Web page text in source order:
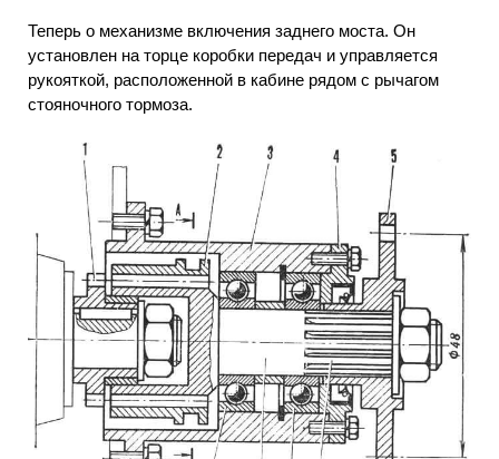
Теперь о механизме включения заднего моста. Он
установлен на торце коробки передач и управляется
рукояткой, расположенной в кабине рядом с рычагом
стояночного тормоза.